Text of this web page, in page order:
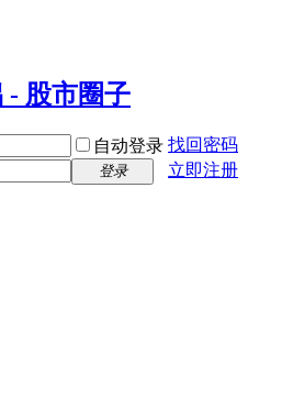
自动登录 找回密码
登录
立即注册